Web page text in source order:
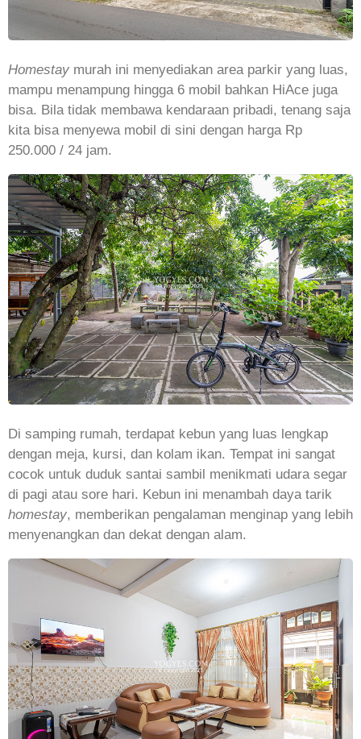
Homestay murah ini menyediakan area parkir yang luas,
mampu menampung hingga 6 mobil bahkan HiAce juga
bisa. Bila tidak membawa kendaraan pribadi, tenang saja
kita bisa menyewa mobil di sini dengan harga Rp
250.000 / 24 jam.
Di samping rumah, terdapat kebun yang luas lengkap
dengan meja, kursi, dan kolam ikan. Tempat ini sangat
cocok untuk duduk santai sambil menikmati udara segar
di pagi atau sore hari. Kebun ini menambah daya tarik
homestay, memberikan pengalaman menginap yang lebih
menyenangkan dan dekat dengan alam.